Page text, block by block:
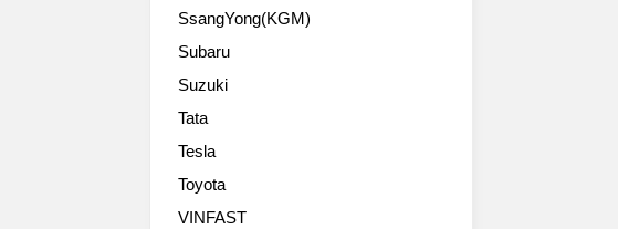
increase
driving
comfort.
SsangYong(KGM)
Subaru
Suzuki
Tata
Tesla
Toyota
VINFAST